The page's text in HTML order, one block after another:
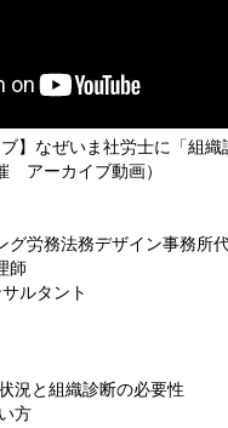
】なぜいま社労士に「組
アーカイブ動画）
グ労務法務デザイン事務所
師
ルタント
況と組織診断の必要性
方